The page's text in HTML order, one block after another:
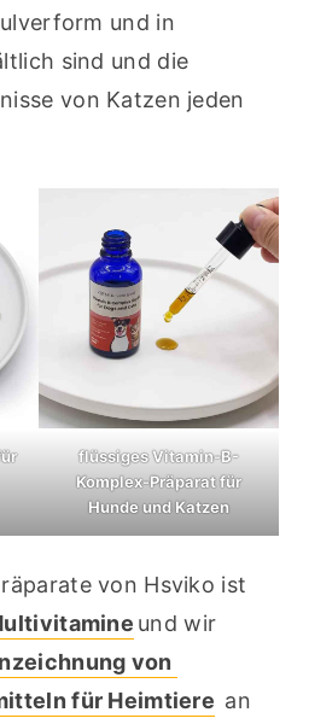
und in
sind und die
von Katzen jeden
flüssiges Vitamin-B-
Komplex-Präparat für
Hunde und Katzen
von Hsviko ist
und wir
von
für Heimtiere an